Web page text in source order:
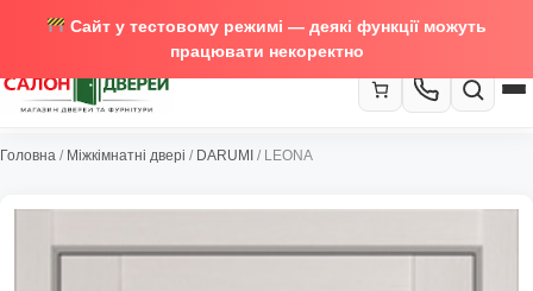
Сайт у тестовому режимі — деякі функції можуть
працювати некоректно
067-370-89-35
Головна / Міжкімнатні двері / DARUMI / LEONA